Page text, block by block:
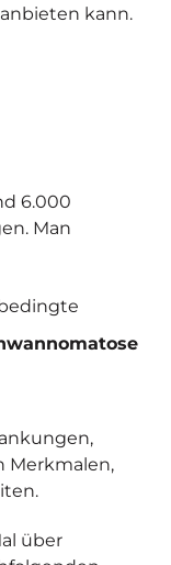
kann.
6.000
Man
Merkmalen,
über